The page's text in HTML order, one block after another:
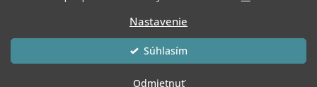
Nastavenie
Odmietnuť
Súhlasím